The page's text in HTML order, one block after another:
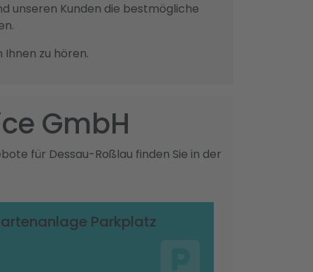
unseren Kunden die bestmögliche
zu hören.
GmbH
für Dessau-Roßlau finden Sie in der
Parkplatz